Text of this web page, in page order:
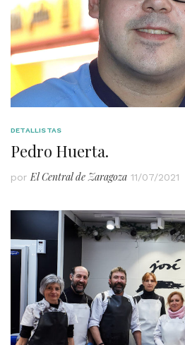
DETALLISTAS
Pedro Huerta.
por El Central de Zaragoza 11/07/2021